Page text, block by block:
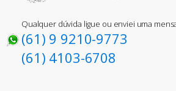
Qualquer dúvida ligue ou enviei uma
(61) 9 9210-9773
(61) 4103-6708